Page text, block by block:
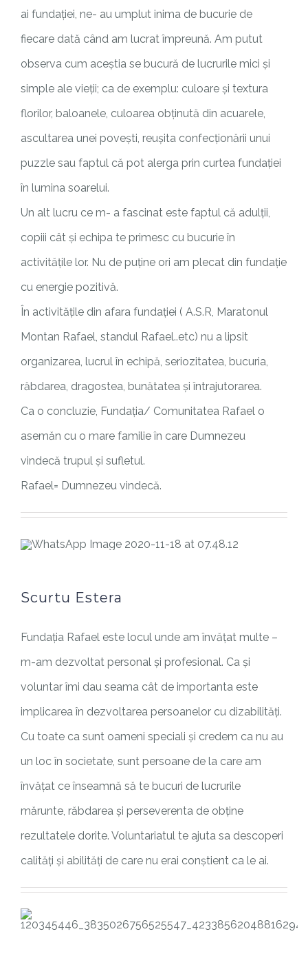
ai fundației, ne- au umplut inima de bucurie de
fiecare dată când am lucrat împreună. Am putut
observa cum aceștia se bucură de lucrurile mici și
simple ale vieții; ca de exemplu: culoare și textura
florilor, baloanele, culoarea obținută din acuarele,
ascultarea unei povești, reușita confecționării unui
puzzle sau faptul că pot alerga prin curtea fundației
în lumina soarelui.
Un alt lucru ce m- a fascinat este faptul că adulții,
copiii cât și echipa te primesc cu bucurie în
activitățile lor. Nu de puține ori am plecat din fundație
cu energie pozitivă.
În activitățile din afara fundației ( A.S.R, Maratonul
Montan Rafael, standul Rafael..etc) nu a lipsit
organizarea, lucrul în echipă, seriozitatea, bucuria,
răbdarea, dragostea, bunătatea și întrajutorarea.
Ca o concluzie, Fundația/ Comunitatea Rafael o
asemăn cu o mare familie în care Dumnezeu
vindecă trupul și sufletul.
Rafael= Dumnezeu vindecă.
Scurtu Estera
Fundația Rafael este locul unde am învățat multe –
m-am dezvoltat personal și profesional. Ca și
voluntar îmi dau seama cât de importanta este
implicarea în dezvoltarea persoanelor cu dizabilități.
Cu toate ca sunt oameni speciali și credem ca nu au
un loc în societate, sunt persoane de la care am
învățat ce înseamnă să te bucuri de lucrurile
mărunte, răbdarea și perseverenta de obține
rezultatele dorite. Voluntariatul te ajuta sa descoperi
calități și abilități de care nu erai conștient ca le ai.